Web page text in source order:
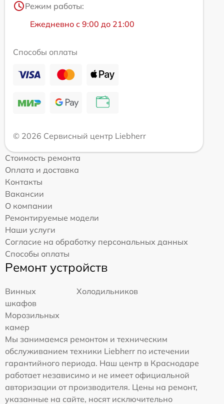
Режим работы:
Ежедневно с 9:00 до 21:00
Способы оплаты
© 2026 Сервисный центр Liebherr
Стоимость ремонта
Оплата и доставка
Контакты
Вакансии
О компании
Ремонтируемые модели
Наши услуги
Согласие на обработку персональных данных
Способы оплаты
Ремонт устройств
Винных
шкафов
Холодильников
Морозильных
камер
Мы занимаемся ремонтом и техническим
обслуживанием техники Liebherr по истечении
гарантийного периода. Наш центр в Краснодаре
работает независимо и не имеет официальной
авторизации от производителя. Цены на ремонт,
указанные на сайте, носят исключительно